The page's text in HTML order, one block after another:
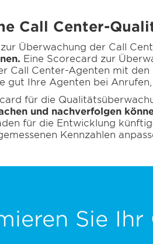
Call Center-
Überwachung der Call
Eine Scorecard zur
Call Center-Agenten mit
gut Ihre Agenten bei
für die
und nachverfolgen
für die Entwicklung
Kennzahlen
Sie